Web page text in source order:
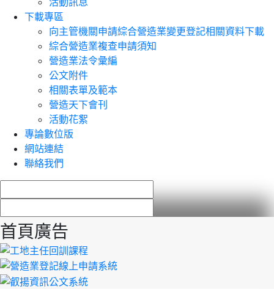
下載專區
向主管機關申請綜合營造業變更登記相關資料下載
綜合營造業複查申請須知
營造業法令彙編
公文附件
相關表單及範本
營造天下會刊
活動花絮
專論數位版
網站連結
聯絡我們
首頁廣告